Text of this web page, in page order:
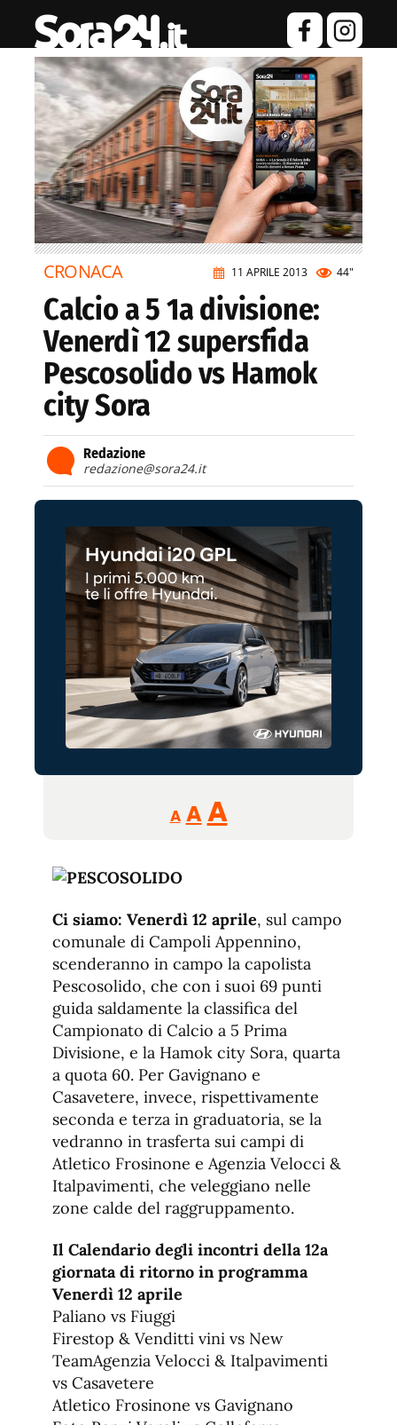
11 APRILE 2013 44"
CRONACA
Calcio a 5 1a divisione:
Venerdì 12 supersfida
Pescosolido vs Hamok
city Sora
Redazione
redazione@sora24.it
A
Reducir
tamaño
A Restablecer
AAumentar
fuente.
Ci siamo: Venerdì 12 aprile, sul campo
comunale di Campoli Appennino,
scenderanno in campo la capolista
Pescosolido, che con i suoi 69 punti
guida saldamente la classifica del
Campionato di Calcio a 5 Prima
Divisione, e la Hamok city Sora, quarta
a quota 60. Per Gavignano e
Casavetere, invece, rispettivamente
seconda e terza in graduatoria, se la
vedranno in trasferta sui campi di
Atletico Frosinone e Agenzia Velocci &
Italpavimenti, che veleggiano nelle
zone calde del raggruppamento.
Il Calendario degli incontri della 12a
giornata di ritorno in programma
Venerdì 12 aprile
Paliano vs Fiuggi
Firestop & Venditti vini vs New
TeamAgenzia Velocci & Italpavimenti
vs Casavetere
Atletico Frosinone vs Gavignano